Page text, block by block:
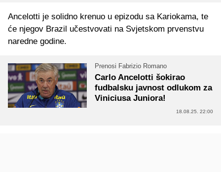
Ancelotti je solidno krenuo u epizodu sa Kariokama, te
će njegov Brazil učestvovati na Svjetskom prvenstvu
naredne godine.
Prenosi Fabrizio Romano
Carlo Ancelotti šokirao
fudbalsku javnost odlukom za
Viniciusa Juniora!
18.08.25. 22:00